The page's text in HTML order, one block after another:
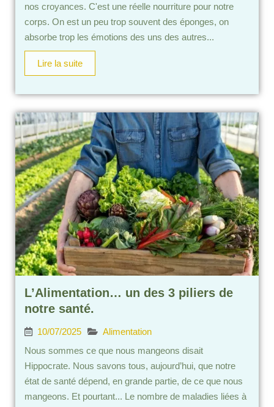
nos croyances. C'est une réelle nourriture pour notre
corps. On est un peu trop souvent des éponges, on
absorbe trop les émotions des uns des autres...
Lire la suite
L’Alimentation… un des 3 piliers de
notre santé.
10/07/2025
Alimentation
Nous sommes ce que nous mangeons disait
Hippocrate. Nous savons tous, aujourd’hui, que notre
état de santé dépend, en grande partie, de ce que nous
mangeons. Et pourtant... Le nombre de maladies liées à